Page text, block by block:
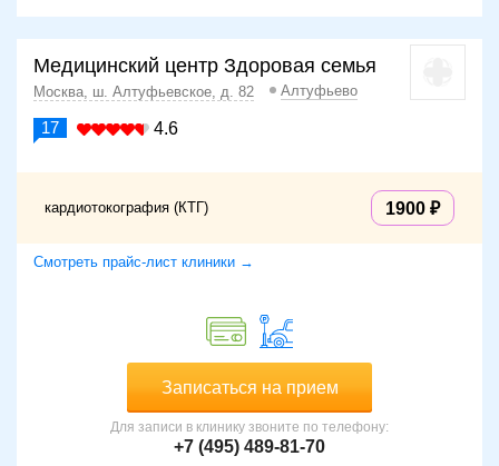
Медицинский центр Здоровая семья
Москва, ш. Алтуфьевское, д. 82 Алтуфьево
17 4.6
кардиотокография (КТГ) 1900
Смотреть прайс-лист клиники →
Записаться на прием
Для записи в клинику звоните по телефону:
+7 (495) 489-81-70